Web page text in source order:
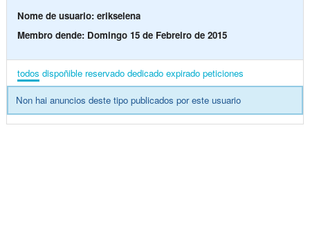
Nome de usuario: erikselena
Membro dende: Domingo 15 de Febreiro de 2015
todos dispoñible reservado dedicado expirado peticiones
Non hai anuncios deste tipo publicados por este usuario